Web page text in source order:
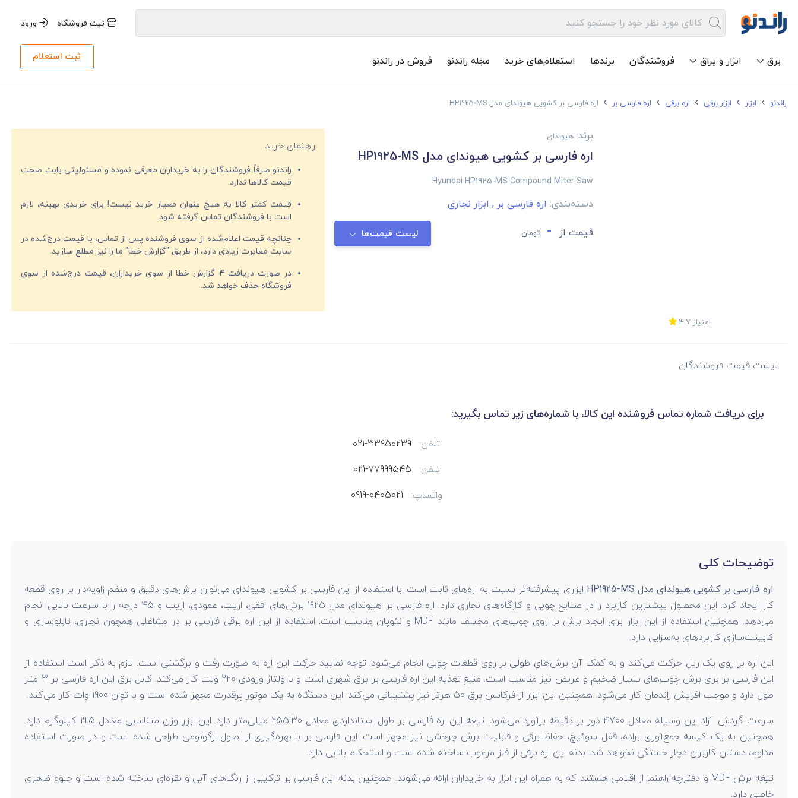
ثبت فروشگاه ورود
برق ابزار و یراق فروشندگان برندها استعلام‌های خرید مجله راندنو فروش در راندنو ثبت استعلام
راندنو ابزار ابزار برقی اره برقی اره فارسی بر اره فارسی بر کشویی هیوندای مدل HP1925-MS
امتیاز 4.7
برند: هیوندای
اره فارسی بر کشویی هیوندای مدل HP1925-MS
Hyundai HP1925-MS Compound Miter Saw
دسته‌بندی: اره فارسی بر , ابزار نجاری
قیمت از - تومان لیست قیمت‌ها
راهنمای خرید
راندنو صرفاً فروشندگان را به خریداران معرفی نموده و مسئولیتی بابت صحت
قیمت‌ کالاها ندارد.
قیمت کمتر کالا به هیچ عنوان معیار خرید نیست! برای خریدی بهینه، لازم
است با فروشندگان تماس گرفته شود.
چنانچه قیمت اعلام‌شده از سوی فروشنده پس از تماس، با قیمت درج‌شده در
سایت مغایرت زیادی دارد، از طریق "گزارش خطا" ما را نیز مطلع سازید.
در صورت دریافت 4 گزارش خطا از سوی خریداران، قیمت درج‌شده از سوی
فروشگاه حذف خواهد شد.
لیست قیمت فروشندگان
برای دریافت شماره تماس فروشنده این کالا، با شماره‌های زیر تماس بگیرید:
تلفن:
021-33950239
تلفن:
021-77999545
واتساپ:
0919-0405021
توضیحات کلی
اره فارسی بر کشویی هیوندای مدل HP1925-MS
ابزاری پیشرفته‌تر نسبت به اره‌های ثابت است. با استفاده از این فارسی بر کشویی هیوندای می‌توان برش‌های دقیق و منظم زاویه‌دار بر روی قطعه
کار ایجاد کرد. این محصول بیشترین کاربرد را در صنایع چوبی و کارگاه‌های نجاری دارد. اره فارسی بر هیوندای مدل 1925 برش‌های افقی، اریب، عمودی، اریب و 45 درجه را با سرعت بالایی انجام
می‌دهد. همچنین استفاده از این ابزار برای ایجاد برش بر روی چوب‌های مختلف مانند MDF و نئوپان مناسب است. استفاده از این اره برقی فارسی بر در مشاغلی همچون نجاری، تابلوسازی و
کابینت‌سازی کاربردهای به‌سزایی دارد.
این اره بر روی یک ریل حرکت می‌کند و به کمک آن برش‌های طولی بر روی قطعات چوبی انجام می‌شود. توجه نمایید حرکت این اره به صورت رفت و برگشتی است. لازم به ذکر است استفاده از
این فارسی بر برای برش چوب‌های بسیار ضخیم و عریض نیز مناسب است. منبع تغذیه این اره فارسی بر برق شهری است و با ولتاژ ورودی 220 ولت کار می‌کند. کابل برق این اره فارسی بر 3 متر
طول دارد و موجب افزایش راندمان کار می‌شود. همچنین این ابزار از فرکانس برق 50 هرتز نیز پشتیبانی می‌کند. این دستگاه به یک موتور پرقدرت مجهز شده است و با توان 1900 وات کار می‌کند.
سرعت گردش آزاد این وسیله معادل 4700 دور بر دقیقه برآورد می‌شود. تیغه این اره فارسی بر طول استانداردی معادل 255.30 میلی‌متر دارد. این ابزار وزن متناسبی معادل 19.5 کیلوگرم دارد.
همچنین به یک کیسه جمع‌آوری براده، قفل سوئیچ، حفاظ برقی و قابلیت برش چرخشی نیز مجهز است. این فارسی بر با بهره‌گیری از اصول ارگونومی طراحی شده است و در صورت استفاده
مداوم، دستان کاربران دچار خستگی نخواهد شد. بدنه این اره برقی از فلز مرغوب ساخته شده است و استحکام بالایی دارد.
تیغه برش MDF و دفترچه راهنما از اقلامی هستند که به همراه این ابزار به خریداران ارائه می‌شوند. همچنین بدنه این فارسی بر ترکیبی از رنگ‌های آبی و نقره‌ای ساخته شده است و جلوه ظاهری
خاصی دارد.